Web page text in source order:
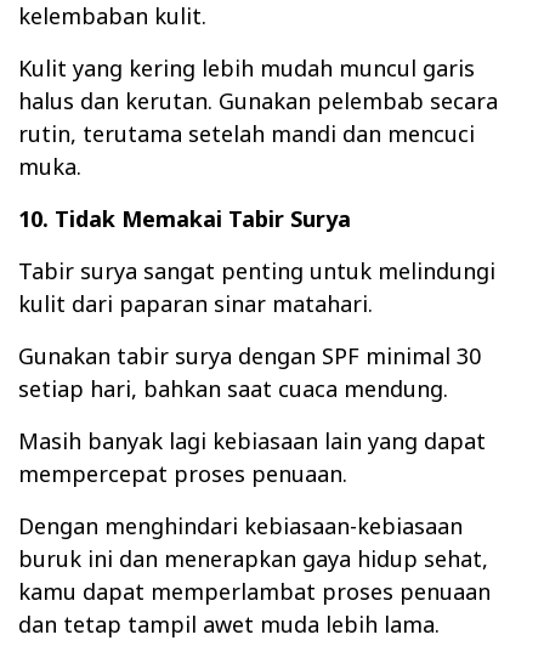
kelembaban kulit.
Kulit yang kering lebih mudah muncul garis
halus dan kerutan. Gunakan pelembab secara
rutin, terutama setelah mandi dan mencuci
muka.
10. Tidak Memakai Tabir Surya
Tabir surya sangat penting untuk melindungi
kulit dari paparan sinar matahari.
Gunakan tabir surya dengan SPF minimal 30
setiap hari, bahkan saat cuaca mendung.
Masih banyak lagi kebiasaan lain yang dapat
mempercepat proses penuaan.
Dengan menghindari kebiasaan-kebiasaan
buruk ini dan menerapkan gaya hidup sehat,
kamu dapat memperlambat proses penuaan
dan tetap tampil awet muda lebih lama.